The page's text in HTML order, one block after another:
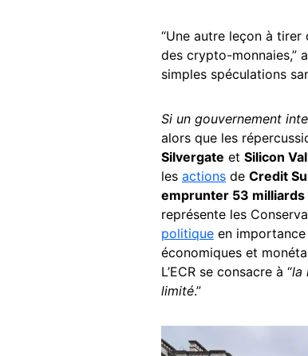
“Une autre leçon à
des crypto-monnaies,”
simples spéculations
Si un gouvernement
alors que les
Silvergate et Silicon
les actions de Credit
emprunter 53 milliards
représente les
politique en
économiques et
L’ECR se consacre à “la
limité.”